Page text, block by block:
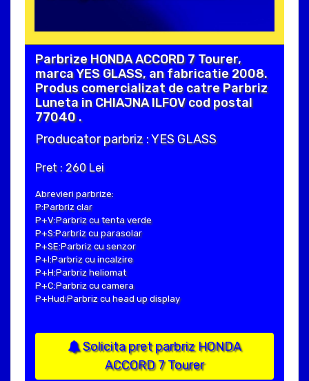
Parbrize HONDA ACCORD 7 Tourer,
marca YES GLASS, an fabricatie 2008.
Produs comercializat de catre Parbriz
Luneta in CHIAJNA ILFOV cod postal
77040 .
Producator parbriz : YES GLASS
Pret : 260 Lei
Abrevieri parbrize:
P:Parbriz clar
P+V:Parbriz cu tenta verde
P+S:Parbriz cu parasolar
P+SE:Parbriz cu senzor
P+I:Parbriz cu incalzire
P+H:Parbriz heliomat
P+C:Parbriz cu camera
P+Hud:Parbriz cu head up display
Solicita pret parbriz HONDA
ACCORD 7 Tourer